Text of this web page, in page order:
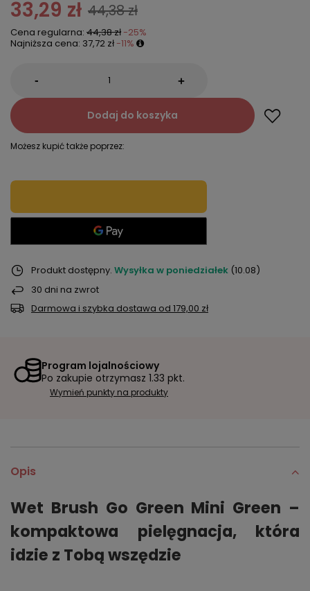
33,29 zł 44,38 zł
Cena regularna: 44,38 zł -25%
Najniższa cena: 37,72 zł -11%
- +
Dodaj do koszyka
Możesz kupić także poprzez:
Produkt dostępny Wysyłka w poniedziałek (10.08)
30 dni na zwrot
Darmowa i szybka dostawa od 179,00 zł
Program lojalnościowy
Po zakupie otrzymasz 1.33 pkt.
Wymień punkty na produkty
Opis
Wet Brush Go Green Mini Green –
kompaktowa pielęgnacja, która
idzie z Tobą wszędzie